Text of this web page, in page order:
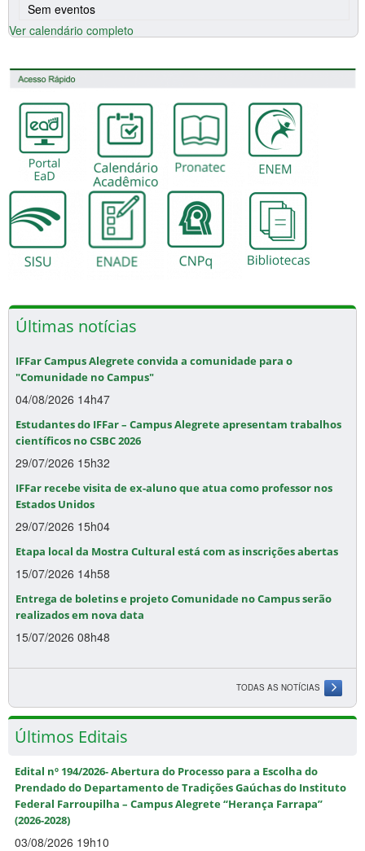
Sem eventos
Ver calendário completo
Últimas notícias
IFFar Campus Alegrete convida a comunidade para o
"Comunidade no Campus"
04/08/2026 14h47
Estudantes do IFFar – Campus Alegrete apresentam trabalhos
científicos no CSBC 2026
29/07/2026 15h32
IFFar recebe visita de ex-aluno que atua como professor nos
Estados Unidos
29/07/2026 15h04
Etapa local da Mostra Cultural está com as inscrições abertas
15/07/2026 14h58
Entrega de boletins e projeto Comunidade no Campus serão
realizados em nova data
15/07/2026 08h48
TODAS AS NOTÍCIAS
Últimos Editais
Edital nº 194/2026- Abertura do Processo para a Escolha do
Prendado do Departamento de Tradições Gaúchas do Instituto
Federal Farroupilha – Campus Alegrete “Herança Farrapa”
(2026-2028)
03/08/2026 19h10